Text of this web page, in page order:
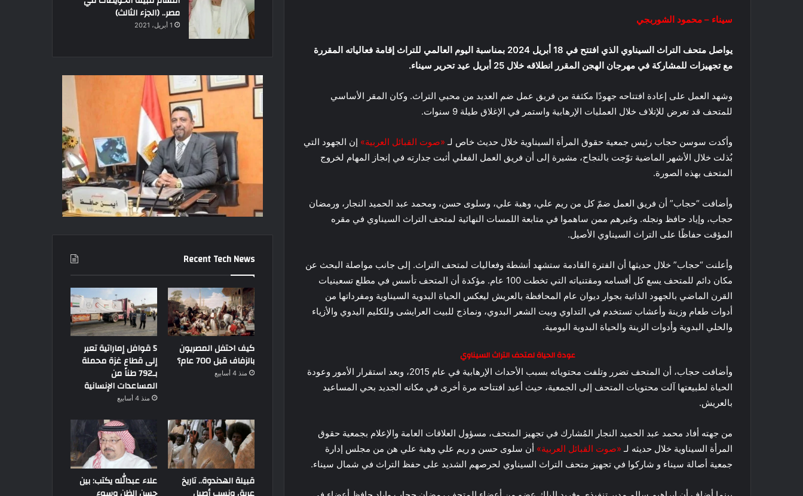
سيناء – محمود الشوربجي
يواصل متحف التراث السيناوي الذي افتتح في 18 أبريل 2024 بمناسبة اليوم العالمي للتراث إقامة فعالياته المقررة
مع تجهيزات للمشاركة في مهرجان الهجن المقرر انطلاقه خلال 25 أبريل عيد تحرير سيناء.
وشهد العمل على إعادة افتتاحه جهودًا مكثفة من فريق عمل ضم العديد من محبي التراث. وكان المقر الأساسي
للمتحف قد تعرض للإتلاف خلال العمليات الإرهابية واستمر في الإغلاق طيلة 9 سنوات.
وأكدت سوسن حجاب رئيس جمعية حقوق المرأة السيناوية خلال حديث خاص لـ «صوت القبائل العربية» إن الجهود التي
بُذلت خلال الأشهر الماضية توّجت بالنجاح، مشيرة إلى أن فريق العمل الفعلي أثبت جدارته في إنجاز المهام لخروج
المتحف بهذه الصورة.
وأضافت “حجاب” أن فريق العمل ضمّ كل من ريم علي، وهبة علي، وسلوى حسن، ومحمد عبد الحميد النجار، ورمضان
حجاب، وإياد حافظ ونجله. وغيرهم ممن ساهموا في متابعة اللمسات النهائية لمتحف التراث السيناوي في مقره
المؤقت حفاظًا على التراث السيناوي الأصيل.
وأعلنت “حجاب” خلال حديثها أن الفترة القادمة ستشهد أنشطة وفعاليات لمتحف التراث. إلى جانب مواصلة البحث عن
مكان دائم للمتحف يسع كل أقسامه ومقتنياته التي تخطت 100 عام. مؤكدة أن المتحف تأسس في مطلع تسعينيات
القرن الماضي بالجهود الذاتية بجوار ديوان عام المحافظة بالعريش ليعكس الحياة البدوية السيناوية ومفرداتها من
أدوات طعام وزينة وأعشاب تستخدم في التداوي وبيت الشعر البدوي، ونماذج للبيت العرايشى وللكليم اليدوي والأزياء
والحلي البدوية وأدوات الزينة والحياة البدوية اليومية.
عودة الحياة لمتحف التراث السيناوي
وأضافت حجاب، أن المتحف تضرر وتلفت محتوياته بسبب الأحداث الإرهابية في عام 2015، وبعد استقرار الأمور وعودة
الحياة لطبيعتها آلت محتويات المتحف إلى الجمعية، حيث أعيد افتتاحه مرة أخرى في مكانه الجديد بحي المساعيد
بالعريش.
من جهته أفاد محمد عبد الحميد النجار المُشارك في تجهيز المتحف، مسؤول العلاقات العامة والإعلام بجمعية حقوق
المرأة السيناوية خلال حديثه لـ «صوت القبائل العربية» أن سلوى حسن و ريم علي وهبة علي هن من مجلس إدارة
جمعية أصالة سيناء و شاركوا في تجهيز متحف التراث السيناوي لحرصهم الشديد على حفظ التراث في شمال سيناء.
مصر.. (الجزء الثالث)
1 أبريل، 2021
Recent Tech News
كيف احتفل المصريون
بالزفاف قبل 700 عام؟
منذ 4 أسابيع
5 قوافل إماراتية تعبر
إلى قطاع غزة محملة
بـ792 طناً من
المساعدات الإنسانية
منذ 4 أسابيع
قبيلة الهدندوة.. تاريخ
علاء عبدالله يكتب: بين